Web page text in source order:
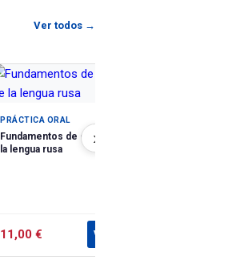
Ver todos →
PRÁCTICA ORAL
Fundamentos de estilística de
la lengua rusa
11,00 € VER FICHA
›